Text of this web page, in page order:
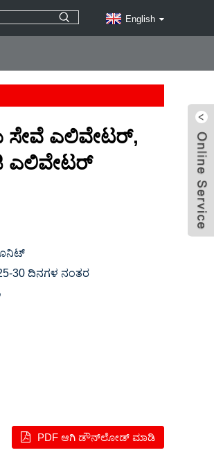
English
ಸೇವೆ ಎಲಿವೇಟರ್,
ಎಲಿವೇಟರ್
30 ದಿನಗಳ ನಂತರ
PDF ಆಗಿ ಡೌನ್‌ಲೋಡ್ ಮಾಡಿ